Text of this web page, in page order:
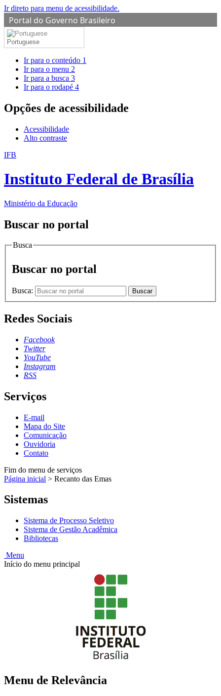
Ir direto para menu de acessibilidade.
Portal do Governo Brasileiro
Portuguese
Ir para o conteúdo 1
Ir para o menu 2
Ir para a busca 3
Ir para o rodapé 4
Opções de acessibilidade
Acessibilidade
Alto contraste
IFB
Instituto Federal de Brasília
Ministério da Educação
Buscar no portal
Busca
Buscar no portal
Busca: Buscar
Redes Sociais
Facebook
Twitter
YouTube
Instagram
RSS
Serviços
E-mail
Mapa do Site
Comunicação
Ouvidoria
Contato
Fim do menu de serviços
Página inicial > Recanto das Emas
Sistemas
Sistema de Processo Seletivo
Sistema de Gestão Acadêmica
Bibliotecas
Menu
Início do menu principal
Menu de Relevância